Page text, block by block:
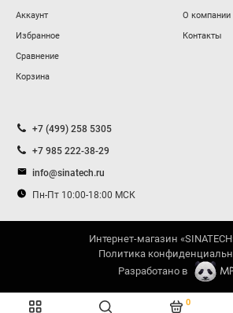
0
Аккаунт
Избранное
Сравнение
Корзина
О компании
Контакты
+7 (499) 258 5305
+7 985 222-38-29
info@sinatech.ru
Пн-Пт 10:00-18:00 МСК
Интернет-магазин
Политика
Разработано в